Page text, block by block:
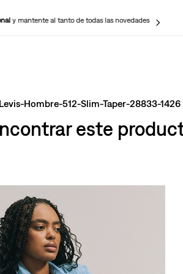
y mantente al tanto de todas las novedades
Hombre-512-Slim-Taper-28833-1426
este
mujer levi s cinch baggy
hombre
318